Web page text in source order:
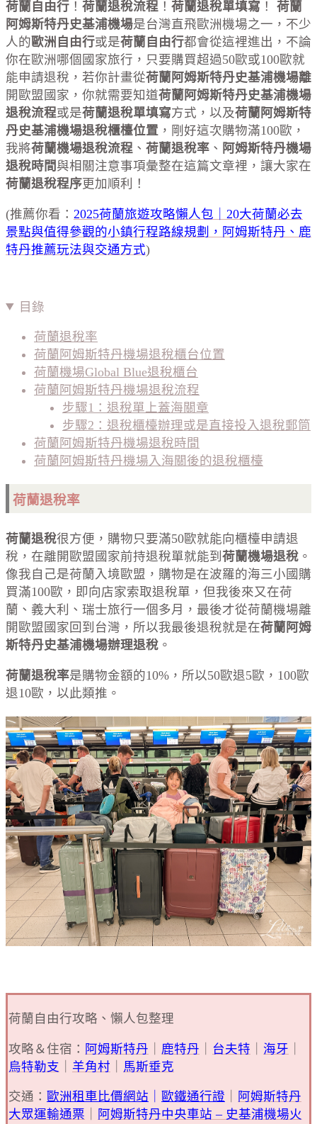
荷蘭自由行 ！ 荷蘭退稅流程 ！ 荷蘭退稅單填寫 ！ 荷蘭
阿姆斯特丹史基浦機場是台灣直飛歐洲機場之一，不少
人的歐洲自由行或是荷蘭自由行都會從這裡進出，不論
你在歐洲哪個國家旅行，只要購買超過50歐或100歐就
能申請退稅，若你計畫從荷蘭阿姆斯特丹史基浦機場離
開歐盟國家，你就需要知道荷蘭阿姆斯特丹史基浦機場
退稅流程或是荷蘭退稅單填寫方式，以及荷蘭阿姆斯特
丹史基浦機場退稅櫃檯位置 ，剛好這次購物滿100歐，
我將荷蘭機場退稅流程 、 荷蘭退稅率 、 阿姆斯特丹機場
退稅時間與相關注意事項彙整在這篇文章裡，讓大家在
荷蘭退稅程序更加順利！
(推薦你看： 2025荷蘭旅遊攻略懶人包｜20大荷蘭必去
景點與值得參觀的小鎮行程路線規劃，阿姆斯特丹、鹿
特丹推薦玩法與交通方式)
目錄
荷蘭退稅率
荷蘭阿姆斯特丹機場退稅櫃台位置
荷蘭機場Global Blue退稅櫃台
荷蘭阿姆斯特丹機場退稅流程
步驟1：退稅單上蓋海關章
步驟2：退稅櫃檯辦理或是直接投入退稅郵筒
荷蘭阿姆斯特丹機場退稅時間
荷蘭阿姆斯特丹機場入海關後的退稅櫃檯
荷蘭退稅率
荷蘭退稅很方便，購物只要滿50歐就能向櫃檯申請退
稅，在離開歐盟國家前持退稅單就能到 荷蘭機場退稅 。
像我自己是荷蘭入境歐盟，購物是在波羅的海三小國購
買滿100歐，即向店家索取退稅單，但我後來又在荷
蘭、義大利、瑞士旅行一個多月，最後才從荷蘭機場離
開歐盟國家回到台灣，所以我最後退稅就是在荷蘭阿姆
斯特丹史基浦機場辦理退稅 。
荷蘭退稅率是購物金額的10%，所以50歐退5歐，100歐
退10歐，以此類推。
荷蘭自由行攻略、懶人包整理
攻略＆住宿： 阿姆斯特丹 鹿特丹 台夫特 海牙
烏特勒支
羊角村 馬斯垂克
交通： 歐洲租車比價網站 歐鐵通行證
阿姆斯特丹
大眾運輸通票
阿姆斯特丹中央車站 – 史基浦機場火